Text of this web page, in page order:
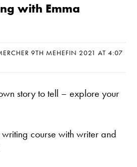
with Emma
9TH MEHEFIN 2021 AT 4:07
story to tell – explore your
course with writer and